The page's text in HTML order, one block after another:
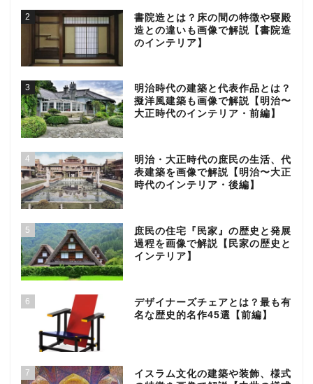
2
書院造とは？床の間の特徴や寝殿
造との違いも画像で解説【書院造
のインテリア】
3
明治時代の建築と代表作品とは？
擬洋風建築も画像で解説【明治〜
大正時代のインテリア・前編】
4
明治・大正時代の庶民の生活、代
表建築を画像で解説【明治〜大正
時代のインテリア・後編】
5
庶民の住宅『民家』の歴史と発展
過程を画像で解説【民家の歴史と
インテリア】
6
デザイナーズチェアとは？最も有
名な歴史的名作45選【前編】
7
イスラム文化の建築や装飾、様式